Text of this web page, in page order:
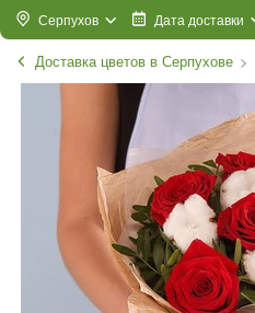
Серпухов Дата доставки
Доставка цветов в Серпухове